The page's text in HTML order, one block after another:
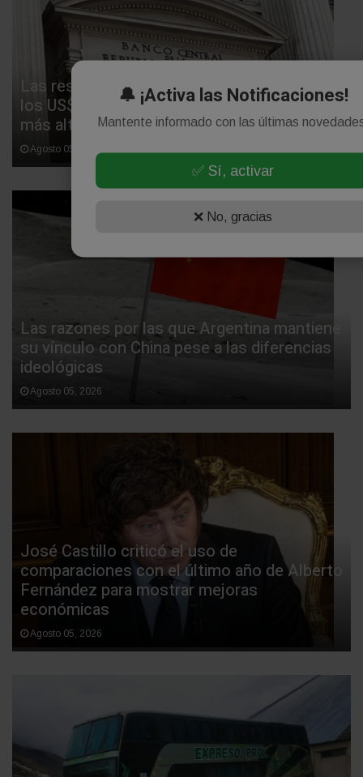
Las reservas del Banco Central superaron
los US$ 50 mil millones y llegaron a su nivel
más alto en siete años
Agosto 05, 2026
Las razones por las que Argentina mantiene
su vínculo con China pese a las diferencias
ideológicas
Agosto 05, 2026
José Castillo criticó el uso de
comparaciones con el último año de Alberto
Fernández para mostrar mejoras
económicas
Agosto 05, 2026
🔔 ¡Activa las Notificaciones!
Mantente informado con las últimas
✅ Sí, activar
❌ No, gracias